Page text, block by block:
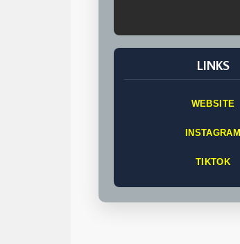
LINKS
WEBSITE
INSTAGRAM
TIKTOK